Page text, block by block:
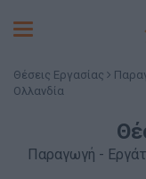
Toggle
Θέσεις Εργασίας
Ολλανδία
Παραγωγή -